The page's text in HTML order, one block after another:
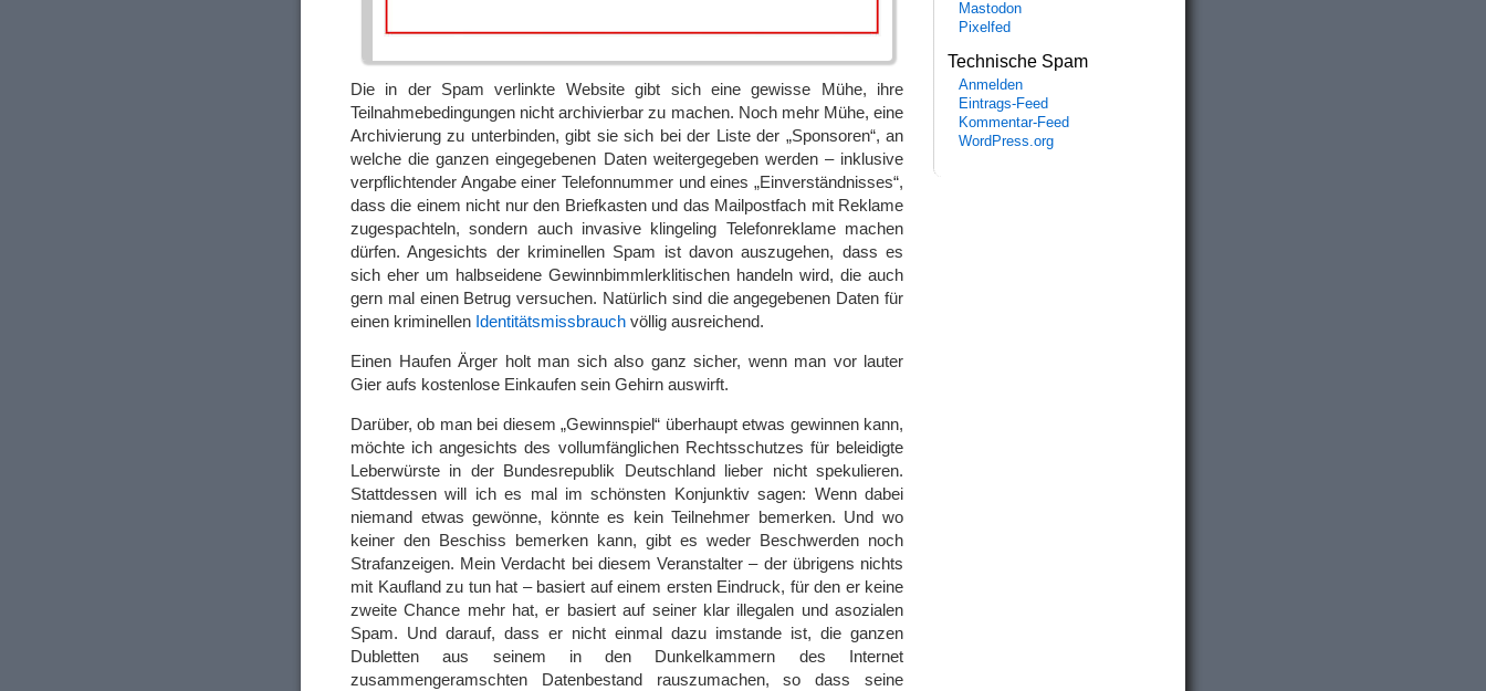
Die in der Spam verlinkte Website gibt sich eine gewisse Mühe, ihre
Teilnahmebedingungen nicht archivierbar zu machen. Noch mehr Mühe, eine
Archivierung zu unterbinden, gibt sie sich bei der Liste der „Sponsoren“, an
welche die ganzen eingegebenen Daten weitergegeben werden – inklusive
verpflichtender Angabe einer Telefonnummer und eines „Einverständnisses“,
dass die einem nicht nur den Briefkasten und das Mailpostfach mit Reklame
zugespachteln, sondern auch invasive klingeling Telefonreklame machen
dürfen. Angesichts der kriminellen Spam ist davon auszugehen, dass es
sich eher um halbseidene Gewinnbimmlerklitischen handeln wird, die auch
gern mal einen Betrug versuchen. Natürlich sind die angegebenen Daten für
einen kriminellen Identitätsmissbrauch völlig ausreichend.
Einen Haufen Ärger holt man sich also ganz sicher, wenn man vor lauter
Gier aufs kostenlose Einkaufen sein Gehirn auswirft.
Darüber, ob man bei diesem „Gewinnspiel“ überhaupt etwas gewinnen kann,
möchte ich angesichts des vollumfänglichen Rechtsschutzes für beleidigte
Leberwürste in der Bundesrepublik Deutschland lieber nicht spekulieren.
Stattdessen will ich es mal im schönsten Konjunktiv sagen: Wenn dabei
niemand etwas gewönne, könnte es kein Teilnehmer bemerken. Und wo
keiner den Beschiss bemerken kann, gibt es weder Beschwerden noch
Strafanzeigen. Mein Verdacht bei diesem Veranstalter – der übrigens nichts
mit Kaufland zu tun hat – basiert auf einem ersten Eindruck, für den er keine
zweite Chance mehr hat, er basiert auf seiner klar illegalen und asozialen
Spam. Und darauf, dass er nicht einmal dazu imstande ist, die ganzen
Dubletten aus seinem in den Dunkelkammern des Internet
zusammengeramschten Datenbestand rauszumachen, so dass seine
Mastodon
Pixelfed
Technische Spam
Anmelden
Eintrags-Feed
Kommentar-Feed
WordPress.org